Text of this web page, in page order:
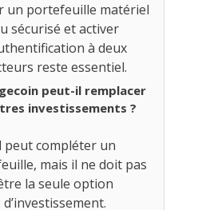
un portefeuille matériel
sécurisé et activer
à deux
reste essentiel.
peut-il remplacer
investissements ?
peut compléter un
mais il ne doit pas
la seule option
d’investissement.